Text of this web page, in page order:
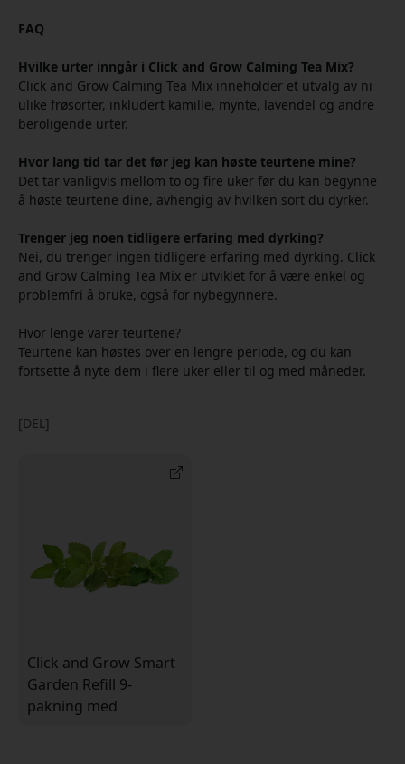
FAQ
Hvilke urter inngår i Click and Grow Calming Tea Mix?
Click and Grow Calming Tea Mix inneholder et utvalg av ni
ulike frøsorter, inkludert kamille, mynte, lavendel og andre
beroligende urter.
Hvor lang tid tar det før jeg kan høste teurtene mine?
Det tar vanligvis mellom to og fire uker før du kan begynne
å høste teurtene dine, avhengig av hvilken sort du dyrker.
Trenger jeg noen tidligere erfaring med dyrking?
Nei, du trenger ingen tidligere erfaring med dyrking. Click
and Grow Calming Tea Mix er utviklet for å være enkel og
problemfri å bruke, også for nybegynnere.
Hvor lenge varer teurtene?
Teurtene kan høstes over en lengre periode, og du kan
fortsette å nyte dem i flere uker eller til og med måneder.
[DEL]
Click and Grow Smart
Garden Refill 9-
pakning med